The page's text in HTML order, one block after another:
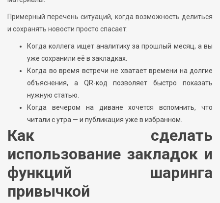
Примерный перечень ситуаций, когда возможность делиться
и сохранять новости просто спасает:
Когда коллега ищет аналитику за прошлый месяц, а вы
уже сохранили её в закладках.
Когда во время встречи не хватает времени на долгие
объяснения, а QR-код позволяет быстро показать
нужную статью.
Когда вечером на диване хочется вспомнить, что
читали с утра — и публикация уже в избранном.
Как сделать
использование закладок и
функций шаринга
привычкой